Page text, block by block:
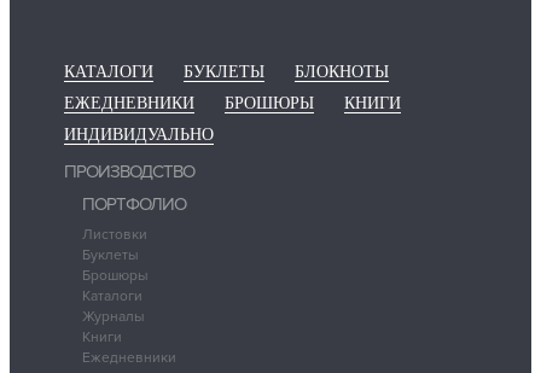
КАТАЛОГИ БУКЛЕТЫ
БЛОКНОТЫ
ЕЖЕДНЕВНИКИ
БРОШЮРЫ
КНИГИ
ИНДИВИДУАЛЬНО
ПРОИЗВОДСТВО
ПОРТФОЛИО
Листовки
Буклеты
Брошюры
Каталоги
Журналы
Книги
Ежедневники